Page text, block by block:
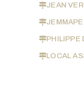
JEAN
PHILIPPE
LOCAL